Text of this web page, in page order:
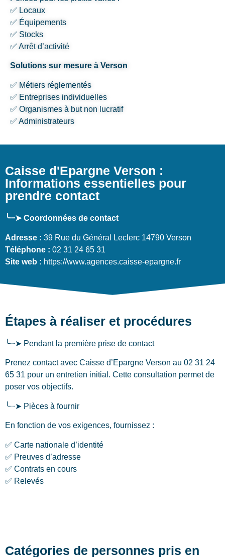
✅ Locaux
✅ Équipements
✅ Stocks
✅ Arrêt d’activité
Solutions sur mesure à Verson
✅ Métiers réglementés
✅ Entreprises individuelles
✅ Organismes à but non lucratif
✅ Administrateurs
Caisse d'Epargne Verson :
Informations essentielles pour
prendre contact
╰┈➤ Coordonnées de contact
Adresse : 39 Rue du Général Leclerc 14790 Verson
Téléphone : 02 31 24 65 31
Site web : https://www.agences.caisse-epargne.fr
Étapes à réaliser et procédures
╰┈➤ Pendant la première prise de contact
Prenez contact avec Caisse d’Epargne Verson au 02 31 24
65 31 pour un entretien initial. Cette consultation permet de
poser vos objectifs.
╰┈➤ Pièces à fournir
En fonction de vos exigences, fournissez :
✅ Carte nationale d’identité
✅ Preuves d’adresse
✅ Contrats en cours
✅ Relevés
Catégories de personnes pris en